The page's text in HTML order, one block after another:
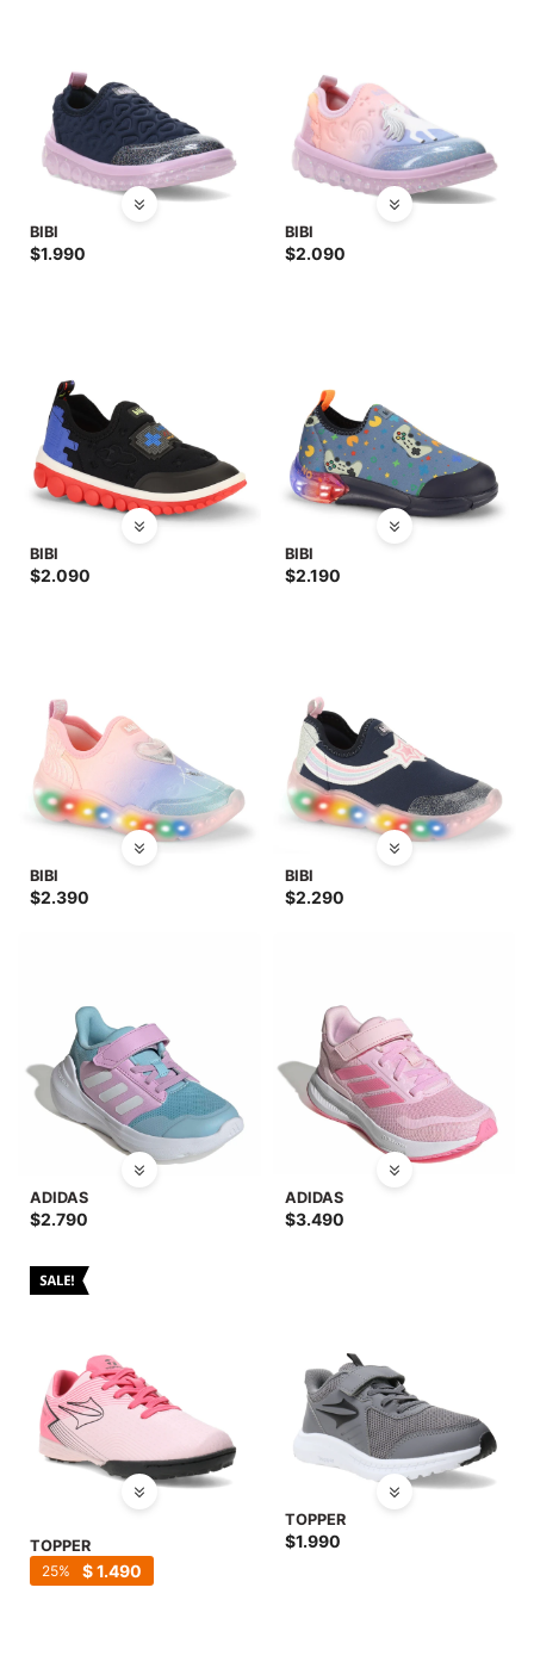
BIBI
$1.990
BIBI
$2.090
BIBI
$2.090
BIBI
$2.190
BIBI
$2.390
BIBI
$2.290
ADIDAS
$2.790
ADIDAS
$3.490
TOPPER
$1.490
25
TOPPER
$1.990